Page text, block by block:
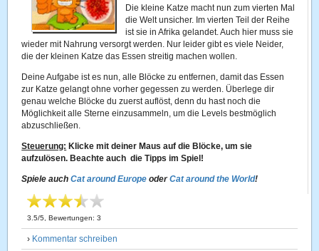
Die kleine Katze macht nun zum vierten Mal
die Welt unsicher. Im vierten Teil der Reihe
ist sie in Afrika gelandet. Auch hier muss sie
wieder mit Nahrung versorgt werden. Nur leider gibt es viele Neider,
die der kleinen Katze das Essen streitig machen wollen.
Deine Aufgabe ist es nun, alle Blöcke zu entfernen, damit das Essen
zur Katze gelangt ohne vorher gegessen zu werden. Überlege dir
genau welche Blöcke du zuerst auflöst, denn du hast noch die
Möglichkeit alle Sterne einzusammeln, um die Levels bestmöglich
abzuschließen.
Steuerung: Klicke mit deiner Maus auf die Blöcke, um sie
aufzulösen. Beachte auch die Tipps im Spiel!
Spiele auchCat around Europe oderCat around the World!
3.5/5 , Bewertungen:3
› Kommentar schreiben